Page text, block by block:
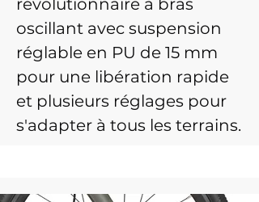
révolutionnaire à bras
oscillant avec suspension
réglable en PU de 15 mm
pour une libération rapide
et plusieurs réglages pour
s'adapter à tous les terrains.